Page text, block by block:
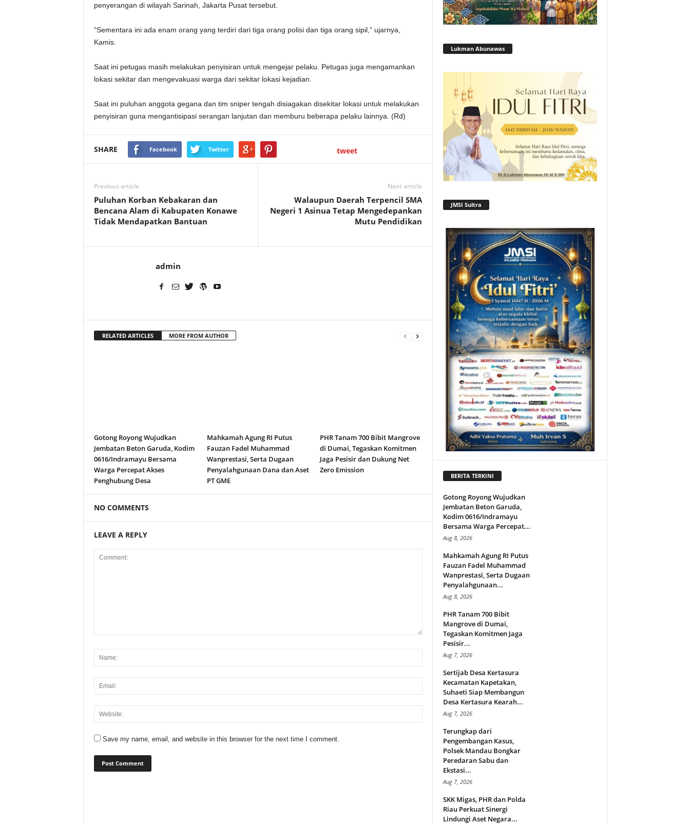
penyerangan di wilayah Sarinah, Jakarta Pusat tersebut.
“Sementara ini ada enam orang yang terdiri dari tiga orang polisi dan tiga orang sipil,” ujarnya,
Kamis.
Saat ini petugas masih melakukan penyisiran untuk mengejar pelaku. Petugas juga mengamankan
lokasi sekitar dan mengevakuasi warga dari sekitar lokasi kejadian.
Saat ini puluhan anggota gegana dan tim sniper tengah disiagakan disekitar lokasi untuk melakukan
penyisiran guna mengantisipasi serangan lanjutan dan memburu beberapa pelaku lainnya. (Rd)
SHARE Facebook Twitter tweet
Previous article
Puluhan Korban Kebakaran dan
Bencana Alam di Kabupaten Konawe
Tidak Mendapatkan Bantuan
Next article
Walaupun Daerah Terpencil SMA
Negeri 1 Asinua Tetap Mengedepankan
Mutu Pendidikan
admin
RELATED ARTICLES MORE FROM AUTHOR
Gotong Royong Wujudkan
Jembatan Beton Garuda, Kodim
0616/Indramayu Bersama
Warga Percepat Akses
Penghubung Desa
Mahkamah Agung RI Putus
Fauzan Fadel Muhammad
Wanprestasi, Serta Dugaan
Penyalahgunaan Dana dan Aset
PT GME
PHR Tanam 700 Bibit Mangrove
di Dumai, Tegaskan Komitmen
Jaga Pesisir dan Dukung Net
Zero Emission
NO COMMENTS
LEAVE A REPLY
Save my name, email, and website in this browser for the next time I comment.
Lukman Abunawas
JMSI Sultra
BERITA TERKINI
Gotong Royong Wujudkan
Jembatan Beton Garuda,
Kodim 0616/Indramayu
Bersama Warga Percepat...
Aug 8, 2026
Mahkamah Agung RI Putus
Fauzan Fadel Muhammad
Wanprestasi, Serta Dugaan
Penyalahgunaan...
Aug 8, 2026
PHR Tanam 700 Bibit
Mangrove di Dumai,
Tegaskan Komitmen Jaga
Pesisir...
Aug 7, 2026
Sertijab Desa Kertasura
Kecamatan Kapetakan,
Suhaeti Siap Membangun
Desa Kertasura Kearah...
Aug 7, 2026
Terungkap dari
Pengembangan Kasus,
Polsek Mandau Bongkar
Peredaran Sabu dan
Ekstasi...
Aug 7, 2026
SKK Migas, PHR dan Polda
Riau Perkuat Sinergi
Lindungi Aset Negara...